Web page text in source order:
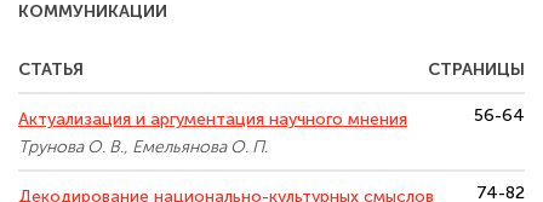
КОММУНИКАЦИИ
СТАТЬЯ СТРАНИЦЫ
Актуализация и аргументация научного мнения
Трунова О. В., Емельянова О. П.
56-64
Декодирование национально-культурных смыслов
74-82